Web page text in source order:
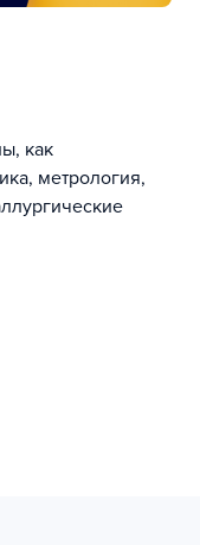
как
метрология,